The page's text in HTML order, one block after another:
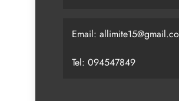
Email:
Tel: 094547849